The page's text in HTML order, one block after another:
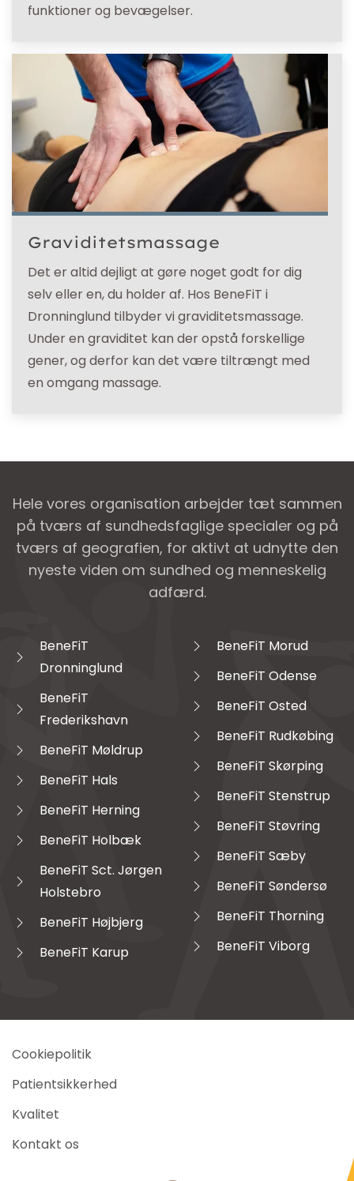
funktioner og bevægelser.
Graviditetsmassage
Det er altid dejligt at gøre noget godt for dig
selv eller en, du holder af. Hos BeneFiT i
Dronninglund tilbyder vi graviditetsmassage.
Under en graviditet kan der opstå forskellige
gener, og derfor kan det være tiltrængt med
en omgang massage.
Hele vores organisation arbejder tæt sammen
på tværs af sundhedsfaglige specialer og på
tværs af geografien, for aktivt at udnytte den
nyeste viden om sundhed og menneskelig
adfærd.
BeneFiT
Dronninglund
BeneFiT
Frederikshavn
BeneFiT Møldrup
BeneFiT Hals
BeneFiT Herning
BeneFiT Holbæk
BeneFiT Sct. Jørgen
Holstebro
BeneFiT Højbjerg
BeneFiT Karup
BeneFiT Morud
BeneFiT Odense
BeneFiT Osted
BeneFiT Rudkøbing
BeneFiT Skørping
BeneFiT Stenstrup
BeneFiT Støvring
BeneFiT Sæby
BeneFiT Søndersø
BeneFiT Thorning
BeneFiT Viborg
Cookiepolitik
Patientsikkerhed
Kvalitet
Kontakt os